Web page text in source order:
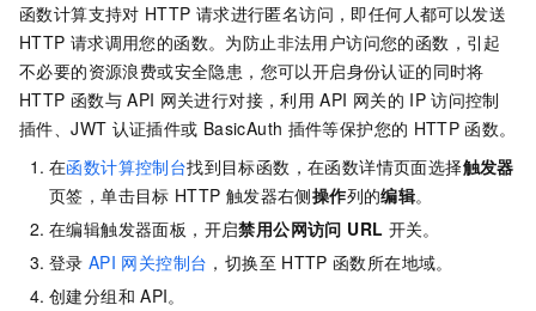
函数计算支持对 HTTP 请求进行匿名访问，即任何人都可以发送
HTTP 请求调用您的函数。为防止非法用户访问您的函数，引起
不必要的资源浪费或安全隐患，您可以开启身份认证的同时将
HTTP 函数与 API 网关进行对接，利用 API 网关的 IP 访问控制
插件、JWT 认证插件或 BasicAuth 插件等保护您的 HTTP 函数。
在函数计算控制台找到目标函数，在函数详情页面选择触发器
页签，单击目标 HTTP 触发器右侧操作列的编辑。
在编辑触发器面板，开启禁用公网访问 URL 开关。
登录 API 网关控制台 ，切换至 HTTP 函数所在地域。
创建分组和 API。